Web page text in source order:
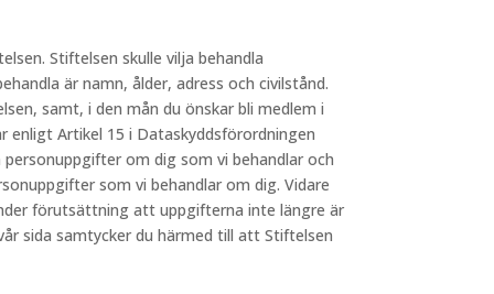
Stiftelsen skulle vilja behandla
är namn, ålder, adress och civilstånd.
samt, i den mån du önskar bli medlem i
enligt Artikel 15 i Dataskyddsförordningen
om dig som vi behandlar och
som vi behandlar om dig. Vidare
förutsättning att uppgifterna inte längre är
sida samtycker du härmed till att Stiftelsen